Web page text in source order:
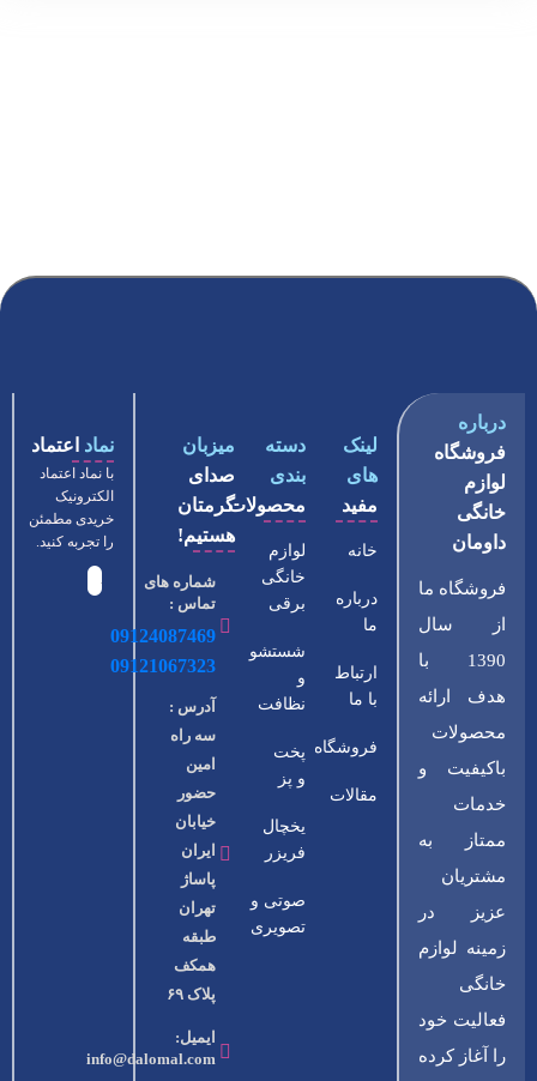
درباره
فروشگاه
لوازم
خانگی
داومان
فروشگاه ما
از سال
1390 با
هدف ارائه
محصولات
باکیفیت و
خدمات
ممتاز به
مشتریان
عزیز در
زمینه لوازم
خانگی
فعالیت خود
را آغاز کرده
لینک
های
مفید
خانه
درباره
ما
ارتباط
با ما
فروشگاه
مقالات
دسته
بندی
محصولات
لوازم
خانگی
برقی
شستشو
و
نظافت
پخت
و پز
یخچال
فریزر
صوتی و
تصویری
میزبان
صدای
گرمتان
هستیم!
شماره های
تماس :
09124087469
09121067323
آدرس :
سه راه
امین
حضور
خیابان
ایران
پاساژ
تهران
طبقه
همکف
پلاک ۶۹
ایمیل:
info@dalomal.com
نماد اعتماد
با نماد اعتماد
الکترونیک
خریدی مطمئن
را تجربه کنید.